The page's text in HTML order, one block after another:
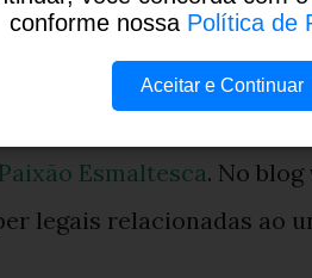
as cores e o esmalte
Paixão Esmaltesca. No
legais relacionadas ao
conforme nossa Política de
Aceitar e Continuar